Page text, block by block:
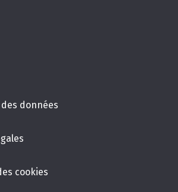
données
cookies